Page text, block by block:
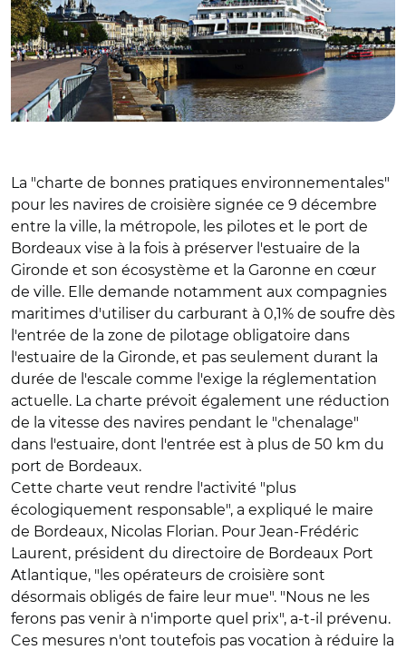
La "charte de bonnes pratiques environnementales"
pour les navires de croisière signée ce 9 décembre
entre la ville, la métropole, les pilotes et le port de
Bordeaux vise à la fois à préserver l'estuaire de la
Gironde et son écosystème et la Garonne en cœur
de ville. Elle demande notamment aux compagnies
maritimes d'utiliser du carburant à 0,1% de soufre dès
l'entrée de la zone de pilotage obligatoire dans
l'estuaire de la Gironde, et pas seulement durant la
durée de l'escale comme l'exige la réglementation
actuelle. La charte prévoit également une réduction
de la vitesse des navires pendant le "chenalage"
dans l'estuaire, dont l'entrée est à plus de 50 km du
port de Bordeaux.
Cette charte veut rendre l'activité "plus
écologiquement responsable", a expliqué le maire
de Bordeaux, Nicolas Florian. Pour Jean-Frédéric
Laurent, président du directoire de Bordeaux Port
Atlantique, "les opérateurs de croisière sont
désormais obligés de faire leur mue". "Nous ne les
ferons pas venir à n'importe quel prix", a-t-il prévenu.
Ces mesures n'ont toutefois pas vocation à réduire la